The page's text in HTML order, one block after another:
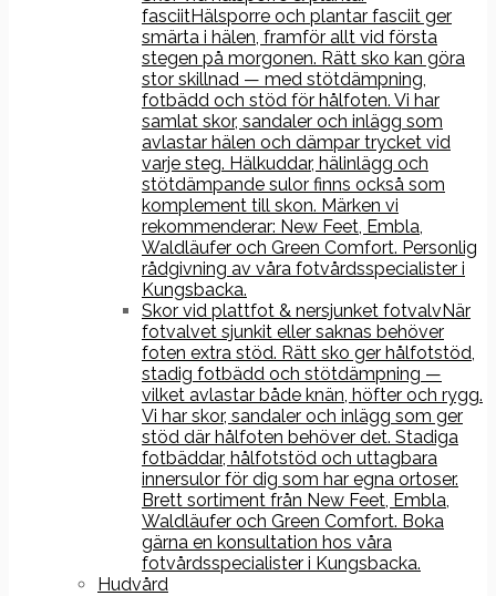
fasciitHälsporre och plantar fasciit ger
smärta i hälen, framför allt vid första
stegen på morgonen. Rätt sko kan göra
stor skillnad — med stötdämpning,
fotbädd och stöd för hålfoten. Vi har
samlat skor, sandaler och inlägg som
avlastar hälen och dämpar trycket vid
varje steg. Hälkuddar, hälinlägg och
stötdämpande sulor finns också som
komplement till skon. Märken vi
rekommenderar: New Feet, Embla,
Waldläufer och Green Comfort. Personlig
rådgivning av våra fotvårdsspecialister i
Kungsbacka.
Skor vid plattfot & nersjunket fotvalvNär
fotvalvet sjunkit eller saknas behöver
foten extra stöd. Rätt sko ger hålfotstöd,
stadig fotbädd och stötdämpning —
vilket avlastar både knän, höfter och rygg.
Vi har skor, sandaler och inlägg som ger
stöd där hålfoten behöver det. Stadiga
fotbäddar, hålfotstöd och uttagbara
innersulor för dig som har egna ortoser.
Brett sortiment från New Feet, Embla,
Waldläufer och Green Comfort. Boka
gärna en konsultation hos våra
fotvårdsspecialister i Kungsbacka.
Hudvård